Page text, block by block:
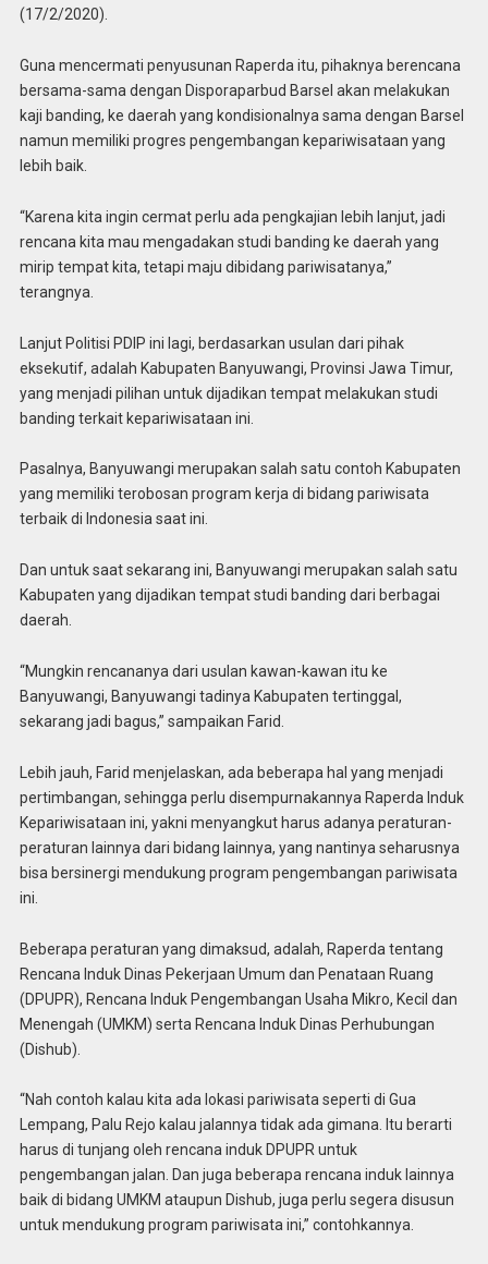
(17/2/2020).
Guna mencermati penyusunan Raperda itu, pihaknya berencana
bersama-sama dengan Disporaparbud Barsel akan melakukan
kaji banding, ke daerah yang kondisionalnya sama dengan Barsel
namun memiliki progres pengembangan kepariwisataan yang
lebih baik.
“Karena kita ingin cermat perlu ada pengkajian lebih lanjut, jadi
rencana kita mau mengadakan studi banding ke daerah yang
mirip tempat kita, tetapi maju dibidang pariwisatanya,”
terangnya.
Lanjut Politisi PDIP ini lagi, berdasarkan usulan dari pihak
eksekutif, adalah Kabupaten Banyuwangi, Provinsi Jawa Timur,
yang menjadi pilihan untuk dijadikan tempat melakukan studi
banding terkait kepariwisataan ini.
Pasalnya, Banyuwangi merupakan salah satu contoh Kabupaten
yang memiliki terobosan program kerja di bidang pariwisata
terbaik di Indonesia saat ini.
Dan untuk saat sekarang ini, Banyuwangi merupakan salah satu
Kabupaten yang dijadikan tempat studi banding dari berbagai
daerah.
“Mungkin rencananya dari usulan kawan-kawan itu ke
Banyuwangi, Banyuwangi tadinya Kabupaten tertinggal,
sekarang jadi bagus,” sampaikan Farid.
Lebih jauh, Farid menjelaskan, ada beberapa hal yang menjadi
pertimbangan, sehingga perlu disempurnakannya Raperda Induk
Kepariwisataan ini, yakni menyangkut harus adanya peraturan-
peraturan lainnya dari bidang lainnya, yang nantinya seharusnya
bisa bersinergi mendukung program pengembangan pariwisata
ini.
Beberapa peraturan yang dimaksud, adalah, Raperda tentang
Rencana Induk Dinas Pekerjaan Umum dan Penataan Ruang
(DPUPR), Rencana Induk Pengembangan Usaha Mikro, Kecil dan
Menengah (UMKM) serta Rencana Induk Dinas Perhubungan
(Dishub).
“Nah contoh kalau kita ada lokasi pariwisata seperti di Gua
Lempang, Palu Rejo kalau jalannya tidak ada gimana. Itu berarti
harus di tunjang oleh rencana induk DPUPR untuk
pengembangan jalan. Dan juga beberapa rencana induk lainnya
baik di bidang UMKM ataupun Dishub, juga perlu segera disusun
untuk mendukung program pariwisata ini,” contohkannya.